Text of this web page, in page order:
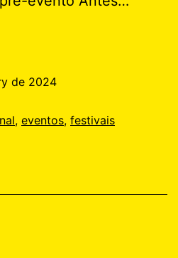
de 2024
, eventos, festivais